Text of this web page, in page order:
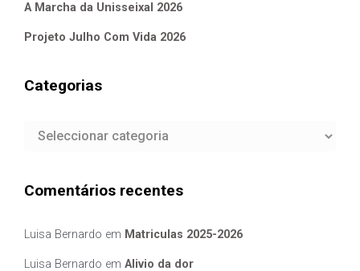
A Marcha da Unisseixal 2026
Projeto Julho Com Vida 2026
Categorias
Categorias
Comentários recentes
Luisa Bernardo em Matriculas 2025-2026
Luisa Bernardo em Alivio da dor